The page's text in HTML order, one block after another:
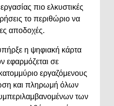
πιο ελκυστικές
το περιθώριο να
αποδοχές.
η ψηφιακή κάρτα
εφαρμόζεται σε
εργαζόμενους
και πληρωμή όλων
των